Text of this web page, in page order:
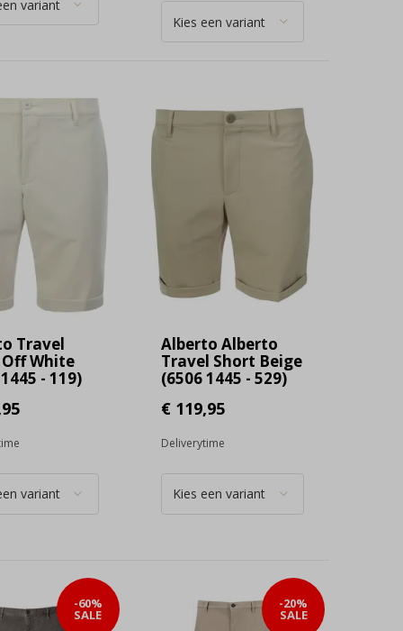
Travel
White
- 119)
Alberto Alberto
Travel Short Beige
(6506 1445 - 529)
€ 119,95
Deliverytime
-60%
SALE
-20%
SALE